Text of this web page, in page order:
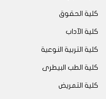
كلية الحقوق
كلية الآداب
كلية التربية النوعية
كلية الطب البيطرى
كلية التمريض